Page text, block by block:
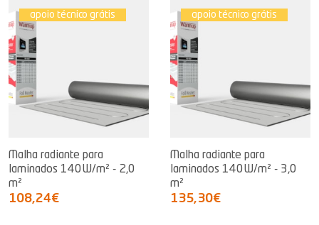
apoio técnico grátis
Malha radiante para
laminados 140W/m² - 2,0
m²
108,24€
apoio técnico grátis
Malha radiante para
laminados 140W/m² - 3,0
m²
135,30€